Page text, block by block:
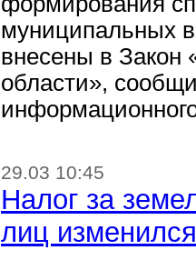
муниципальных
внесены в Закон
области»,
29.03 10:45
Налог за
лиц изменился